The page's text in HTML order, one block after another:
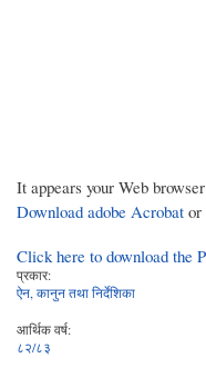
It appears your Web
Download adobe Acrobat or
Click here to download the
प्रकार:
ऐन, कानुन तथा निर्देशिका
आर्थिक वर्ष:
८२/८३